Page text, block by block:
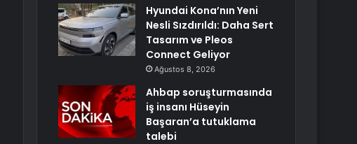
Hyundai Kona’nın Yeni
Nesli Sızdırıldı: Daha Sert
Tasarım ve Pleos
Connect Geliyor
Ağustos 8, 2026
Ahbap soruşturmasında
iş insanı Hüseyin
Başaran’a tutuklama
talebi